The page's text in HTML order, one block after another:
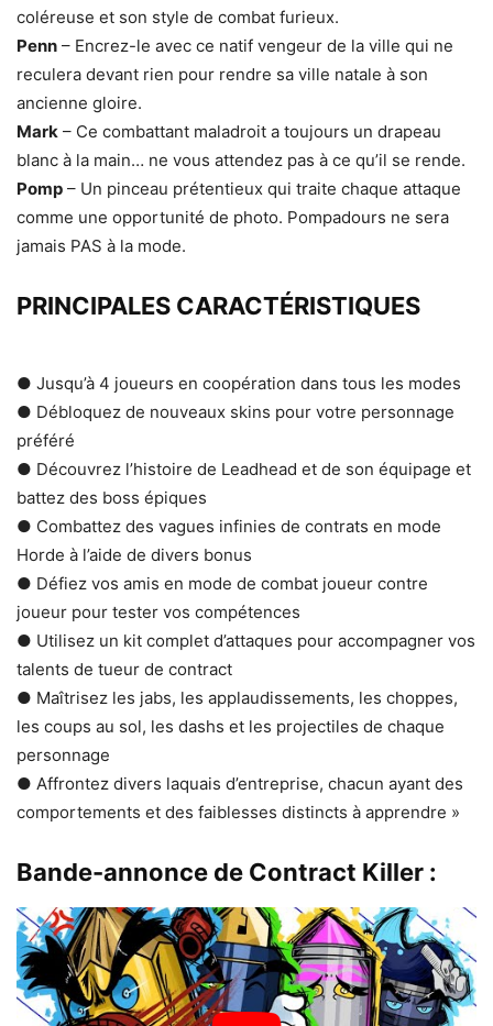
coléreuse et son style de combat furieux.
Penn – Encrez-le avec ce natif vengeur de la ville qui ne
reculera devant rien pour rendre sa ville natale à son
ancienne gloire.
Mark – Ce combattant maladroit a toujours un drapeau
blanc à la main… ne vous attendez pas à ce qu’il se rende.
Pomp – Un pinceau prétentieux qui traite chaque attaque
comme une opportunité de photo. Pompadours ne sera
jamais PAS à la mode.
PRINCIPALES CARACTÉRISTIQUES
● Jusqu’à 4 joueurs en coopération dans tous les modes
● Débloquez de nouveaux skins pour votre personnage
préféré
● Découvrez l’histoire de Leadhead et de son équipage et
battez des boss épiques
● Combattez des vagues infinies de contrats en mode
Horde à l’aide de divers bonus
● Défiez vos amis en mode de combat joueur contre
joueur pour tester vos compétences
● Utilisez un kit complet d’attaques pour accompagner vos
talents de tueur de contract
● Maîtrisez les jabs, les applaudissements, les choppes,
les coups au sol, les dashs et les projectiles de chaque
personnage
● Affrontez divers laquais d’entreprise, chacun ayant des
comportements et des faiblesses distincts à apprendre »
Bande-annonce de Contract Killer :